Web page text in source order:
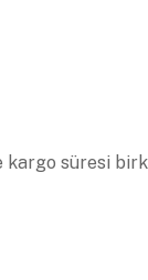
kargo süresi